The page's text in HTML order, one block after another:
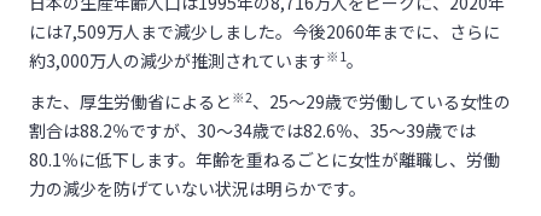
には7,509万人まで減少しました。今後2060年までに、さらに
約3,000万人の減少が推測されています※1。
また、厚生労働省によると ※2、25～29歳で労働している女性の
割合は88.2％ですが、30～34歳では82.6％、35～39歳では
80.1％に低下します。年齢を重ねるごとに女性が離職し、労働
力の減少を防げていない状況は明らかです。